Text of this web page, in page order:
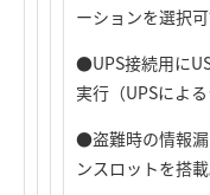
ーションを選択可
●UPS接続用に
実行（UPSによ
●盗難時の情報漏
ンスロットを搭載